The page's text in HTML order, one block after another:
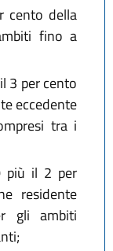
cento della
fino a
3 per cento
eccedente
tra i
più il 2 per
residente
gli ambiti